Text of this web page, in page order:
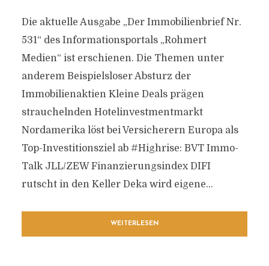
Die aktuelle Ausgabe „Der Immobilienbrief Nr.
531“ des Informationsportals „Rohmert
Medien“ ist erschienen. Die Themen unter
anderem Beispielsloser Absturz der
Immobilienaktien Kleine Deals prägen
strauchelnden Hotelinvestmentmarkt
Nordamerika löst bei Versicherern Europa als
Top-Investitionsziel ab #Highrise: BVT Immo-
Talk JLL/ZEW Finanzierungsindex DIFI
rutscht in den Keller Deka wird eigene...
WEITERLESEN